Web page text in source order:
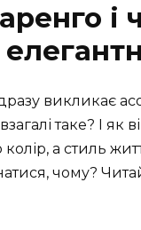
і
викликає
таке? І як
а стиль
чому?